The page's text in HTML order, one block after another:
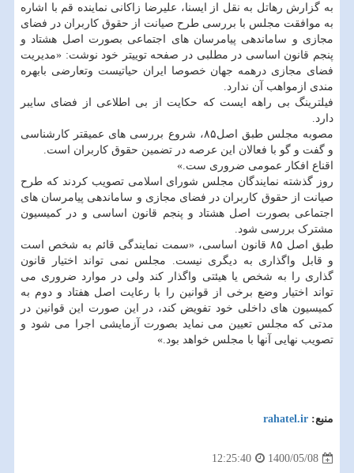
به گزارش رهاتل به نقل از ایسنا، علیرضا زاکانی نماینده قم با اشاره
به موافقت مجلس با بررسی طرح صیانت از حقوق کاربران در فضای
مجازی و ساماندهی پیامرسان های اجتماعی بصورت اصل هشتاد و
پنجم قانون اساسی در مطلبی در صفحه توییتر خود نوشت: «مدیریت
⁧‫فضای مجازی‬⁩ درهمه جهان خصوصا ایران حیاتیست وتعارضی بابهره
مندی ازمواهب آن ندارد.
فیلترینگ‬⁩ بی راهه ایست که حکایت از بی اطلاعی از فضای سایبر
دارد.
مصوبه ⁧‫مجلس‬⁩ طبق اصل۸۵، شروع بررسی های عمیقتر کارشناسی
و گفت و گو با فعالان این عرصه در تضمین حقوق کاربران است.
‏اقناع افکار عمومی ضروری ست.»
روز گذشته نمایندگان مجلس شورای اسلامی تصویب کردند که طرح
صیانت از حقوق کاربران در فضای مجازی و ساماندهی پیامرسان های
اجتماعی بصورت اصل هشتاد و پنجم قانون اساسی و در کمیسیون
مشترک بررسی شود.
طبق اصل ۸۵ قانون اساسی، «سمت نمایندگی قائم به شخص است
و قابل واگذاری به دیگری نیست. مجلس نمی تواند اختیار قانون
گذاری را به شخص یا هیئتی واگذار کند ولی در موارد ضروری می
تواند اختیار وضع برخی از قوانین را با رعایت اصل هفتاد و دوم به
کمیسیون های داخلی خود تفویض کند، در این صورت این قوانین در
مدتی که مجلس تعیین می نماید بصورت آزمایشی اجرا می شود و
تصویب نهایی آنها با مجلس خواهد بود.»
منبع: rahatel.ir
1400/05/08
12:25:40